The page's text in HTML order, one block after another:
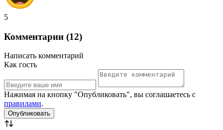
5
Комментарии (12)
Написать комментарий
Как гость
Нажимая на кнопку "Опубликовать", вы соглашаетесь с
правилами.